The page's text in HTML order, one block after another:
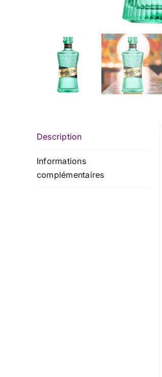
Description
Informations
complémentaires